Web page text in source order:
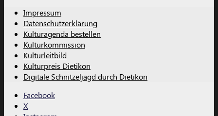
Impressum
Datenschutzerklärung
Kulturagenda bestellen
Kulturkommission
Kulturleitbild
Kulturpreis Dietikon
Digitale Schnitzeljagd durch Dietikon
Facebook
X